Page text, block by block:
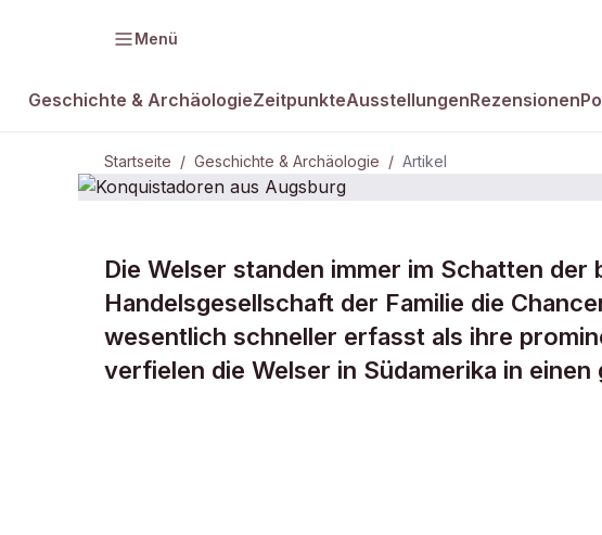
Menü
Geschichte & ArchäologieZeitpunkteAusstellungenRezensionen
Startseite / Geschichte & Archäologie / Artikel
DAMALS PlusGESCHICHTE & ARCHÄOLOGIE
Konquistadoren
Augsburg
Die Welser standen immer im Schatten der
Handelsgesellschaft der Familie die
wesentlich schneller erfasst als ihre
verfielen die Welser in Südamerika in